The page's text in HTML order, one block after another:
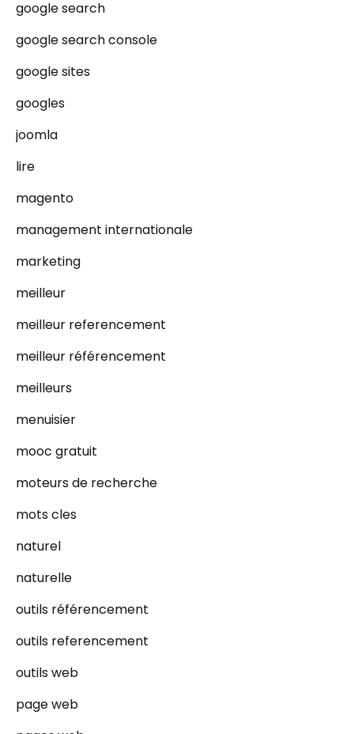
google search
google search console
google sites
googles
joomla
lire
magento
management internationale
marketing
meilleur
meilleur referencement
meilleur référencement
meilleurs
menuisier
mooc gratuit
moteurs de recherche
mots cles
naturel
naturelle
outils référencement
outils referencement
outils web
page web